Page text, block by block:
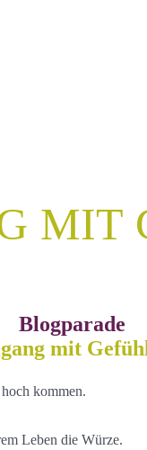
MIT
Blogparade
mit
kommen.
Leben die Würze.